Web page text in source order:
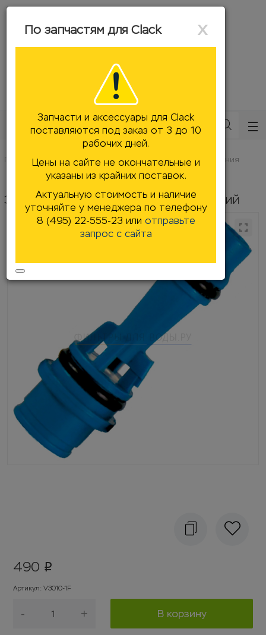
mail@filtersforwater.ru
8 (495) 22-555-23
Заказать звонок
Главная Комплектующие, запчасти
Клапаны управления
Запчасти и аксессуары для Clack
Эжектор V1/V125 для корпуса 12" синий
490 p
Артикул: V3010-1F
- + В корзину
xClose
По запчастям для Clack
Запчасти и аксессуары для Clack
поставляются под заказ от 3 до 10
рабочих дней.
Цены на сайте не окончательные и
указаны из крайних поставок.
Актуальную стоимость и наличие
уточняйте у менеджера по телефону
8 (495) 22-555-23 или отправьте
запрос с сайта